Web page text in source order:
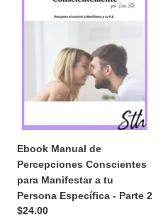
Percepciones
Conscientes
Manifestar
Persona
Parte
2
Ebook Manual de
Percepciones Conscientes
para Manifestar a tu
Persona Específica - Parte 2
Precio
$24.00